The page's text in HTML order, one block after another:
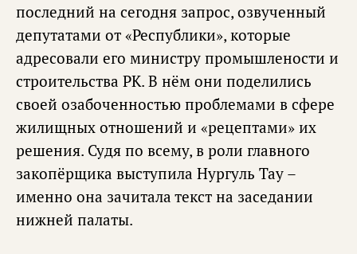
последний на сегодня запрос, озвученный
депутатами от «Республики», которые
адресовали его министру промышлености и
строительства РК. В нём они поделились
своей озабоченностью проблемами в сфере
жилищных отношений и «рецептами» их
решения. Судя по всему, в роли главного
закопёрщика выступила Нургуль Тау –
именно она зачитала текст на заседании
нижней палаты.